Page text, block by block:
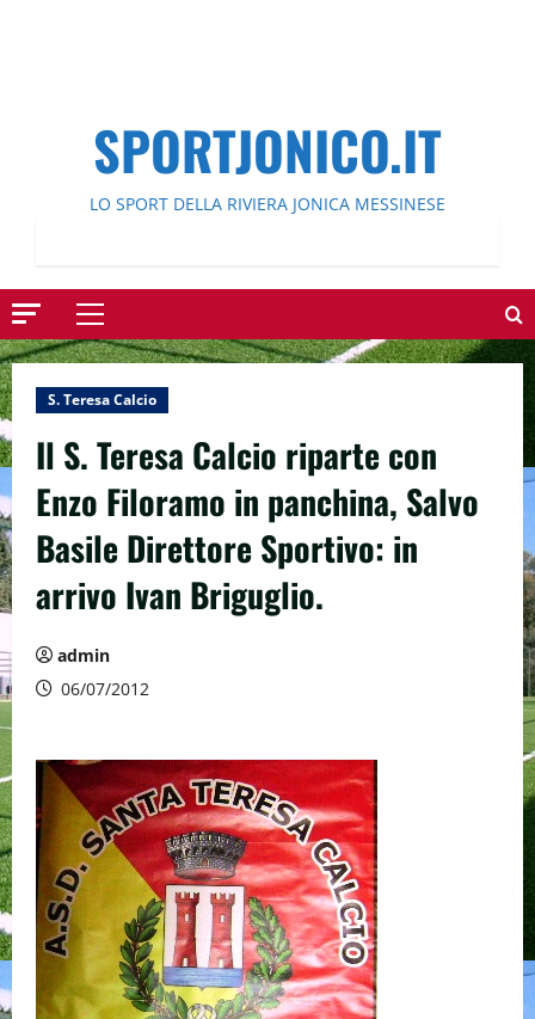
SPORTJONICO.IT
LO SPORT DELLA RIVIERA JONICA MESSINESE
Menu
principale
S. Teresa Calcio
Il S. Teresa Calcio riparte con
Enzo Filoramo in panchina, Salvo
Basile Direttore Sportivo: in
arrivo Ivan Briguglio.
admin
06/07/2012